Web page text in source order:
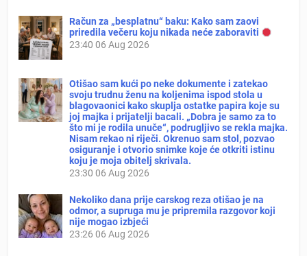
Račun za „besplatnu“ baku: Kako sam zaovi
priredila večeru koju nikada neće zaboraviti
23:40 06 Aug 2026
Otišao sam kući po neke dokumente i zatekao
svoju trudnu ženu na koljenima ispod stola u
blagovaonici kako skuplja ostatke papira koje su
joj majka i prijatelji bacali. „Dobra je samo za to
što mi je rodila unuče“, podrugljivo se rekla majka.
Nisam rekao ni riječi. Okrenuo sam stol, pozvao
osiguranje i otvorio snimke koje će otkriti istinu
koju je moja obitelj skrivala.
23:30 06 Aug 2026
Nekoliko dana prije carskog reza otišao je na
odmor, a supruga mu je pripremila razgovor koji
nije mogao izbjeći
23:26 06 Aug 2026